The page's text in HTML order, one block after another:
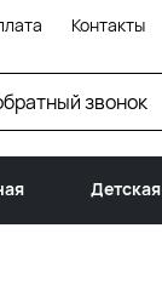
Контакты
звонок
Детская